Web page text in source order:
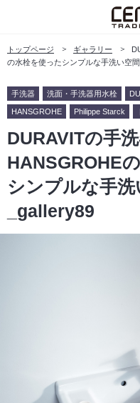
トップページ ギャラリー
の水栓を使ったシンプルな手洗い空
手洗器 洗面・手洗器用水栓
HANSGROHE Philippe Starck
DURAVITの手洗
HANSGROHE
シンプルな手洗
_gallery89